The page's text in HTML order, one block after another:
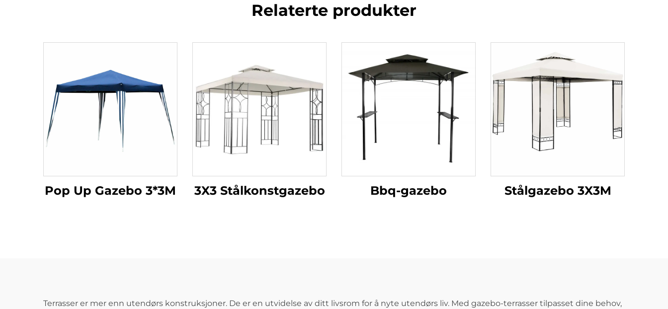
Relaterte produkter
Pop Up Gazebo 3*3M 3X3 Stålkonstgazebo Bbq-gazebo Stålgazebo 3X3M
Terrasser er mer enn utendørs konstruksjoner. De er en utvidelse av ditt livsrom for å nyte utendørs liv. Med gazebo-terrasser tilpasset dine behov,